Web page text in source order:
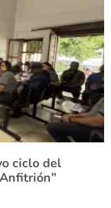
ciclo del